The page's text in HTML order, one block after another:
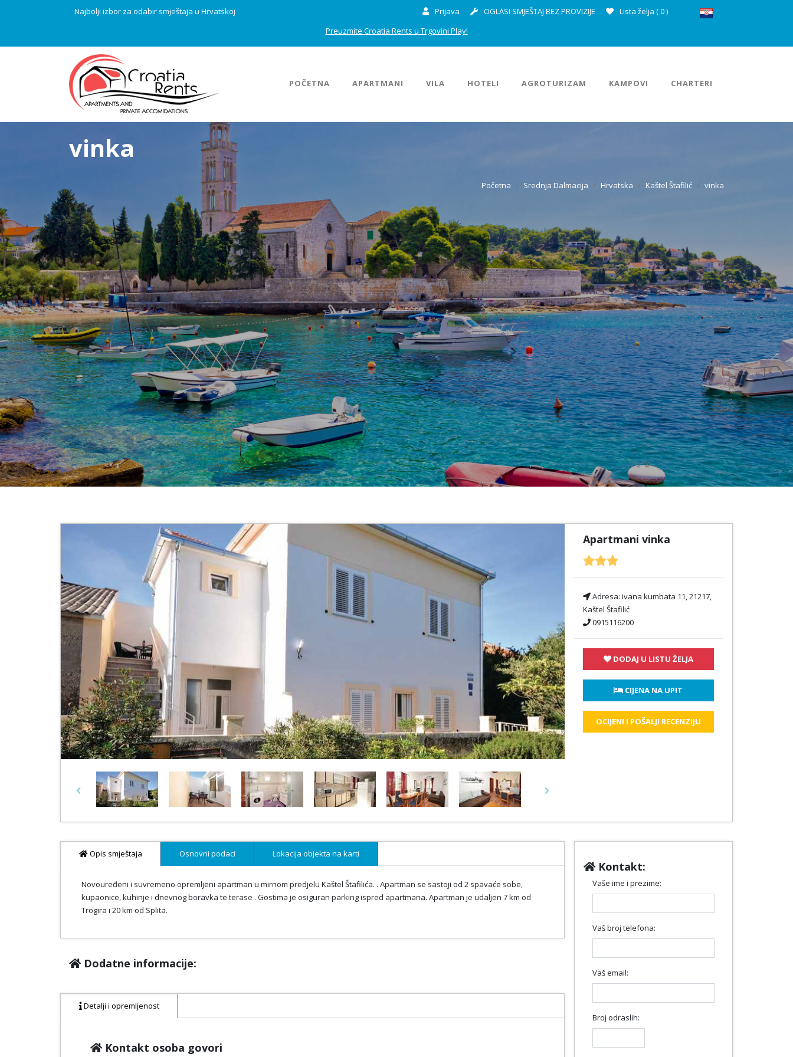
Najbolji izbor za odabir smještaja u Hrvatskoj Prijava OGLASI SMJEŠTAJ BEZ PROVIZIJE Lista želja (0)
Preuzmite Croatia Rents u Trgovini Play!
POČETNA APARTMANI VILA HOTELI AGROTURIZAM KAMPOVI CHARTERI
vinka
Početna Srednja Dalmacija Hrvatska Kaštel Štafilić vinka
Previous Next
Apartmani vinka
Adresa: ivana kumbata 11, 21217,
Kaštel Štafilić
0915116200
DODAJ U LISTU ŽELJA
CIJENA NA UPIT
OCIJENI I POŠALJI RECENZIJU
Opis smještaja Osnovni podaci Lokacija objekta na karti
Novouređeni i suvremeno opremljeni apartman u mirnom predjelu Kaštel Štafilića. . Apartman se sastoji od 2 spavaće sobe,
kupaonice, kuhinje i dnevnog boravka te terase . Gostima je osiguran parking ispred apartmana. Apartman je udaljen 7 km od
Trogira i 20 km od Splita.
Dodatne informacije:
Detalji i opremljenost
Kontakt osoba govori
Kontakt:
Vaše ime i prezime:
Vaš broj telefona:
Vaš email:
Broj odraslih: